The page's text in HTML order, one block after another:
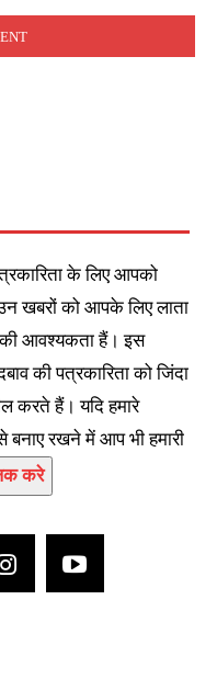
के लिए आपको
खबरों को आपके लिए लाता
की आवश्यकता हैं। इस
की पत्रकारिता को जिंदा
करते हैं। यदि हमारे
बनाए रखने में आप भी हमारी
करे